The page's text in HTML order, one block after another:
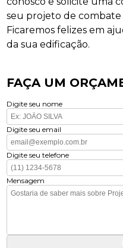
seu projeto de combate
Ficaremos felizes em
da sua edificação.
FAÇA UM
Digite seu nome
Digite seu email
Digite seu telefone
Mensagem